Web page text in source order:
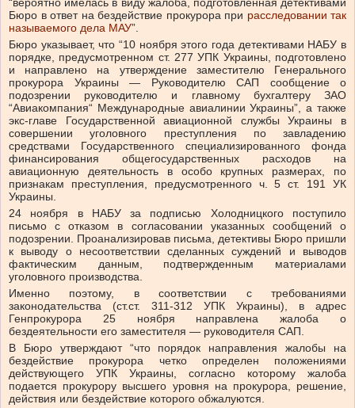
“вероятно имелась в виду жалоба, подготовленная детективами
Бюро в ответ на бездействие прокурора при расследовании так
называемого дела МАУ”.
Бюро указывает, что “10 ноября этого года детективами НАБУ в
порядке, предусмотренном ст. 277 УПК Украины, подготовлено
и направлено на утверждение заместителю Генерального
прокурора Украины — Руководителю САП сообщение о
подозрении руководителю и главному бухгалтеру ЗАО
“Авиакомпания“ Международные авиалинии Украины”, а также
экс-главе Государственной авиационной службы Украины в
совершении уголовного преступления по завладению
средствами Государственного специализированного фонда
финансирования общегосударственных расходов на
авиационную деятельность в особо крупных размерах, по
признакам преступления, предусмотренного ч. 5 ст. 191 УК
Украины.
24 ноября в НАБУ за подписью Холодницкого поступило
письмо с отказом в согласовании указанных сообщений о
подозрении. Проанализировав письма, детективы Бюро пришли
к выводу о несоответствии сделанных суждений и выводов
фактическим данным, подтвержденным материалами
уголовного производства.
Именно поэтому, в соответствии с требованиями
законодательства (ст.ст. 311-312 УПК Украины), в адрес
Генпрокурора 25 ноября направлена ​​жалоба о
бездеятельности его заместителя — руководителя САП.
В Бюро утверждают “что порядок направления жалобы на
бездействие прокурора четко определен положениями
действующего УПК Украины, согласно которому жалоба
подается прокурору высшего уровня на прокурора, решение,
действия или бездействие которого обжалуются.